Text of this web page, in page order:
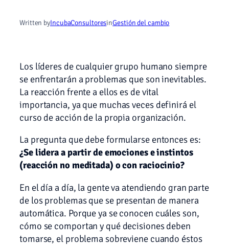
Written byIncubaConsultoresinGestión del cambio
Los líderes de cualquier grupo humano siempre
se enfrentarán a problemas que son inevitables.
La reacción frente a ellos es de vital
importancia, ya que muchas veces definirá el
curso de acción de la propia organización.
La pregunta que debe formularse entonces es:
¿Se lidera a partir de emociones e instintos
(reacción no meditada) o con raciocinio?
En el día a día, la gente va atendiendo gran parte
de los problemas que se presentan de manera
automática. Porque ya se conocen cuáles son,
cómo se comportan y qué decisiones deben
tomarse, el problema sobreviene cuando éstos